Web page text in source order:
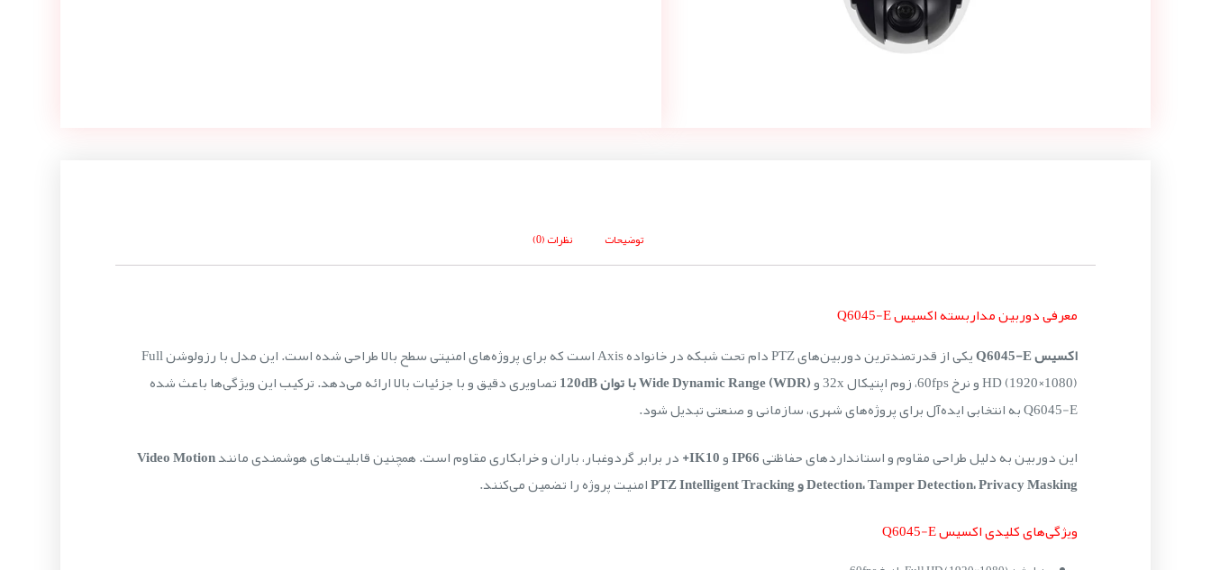
توضیحات نظرات (0)
معرفی دوربین مداربسته اکسیس Q6045-E
اکسیس Q6045-E
یکی از قدرتمندترین دوربین‌های PTZ دام تحت شبکه در خانواده Axis است که برای پروژه‌های امنیتی سطح بالا طراحی شده است. این مدل با رزولوشن Full
HD (1920×1080) و نرخ 60fps، زوم اپتیکال 32x و
Wide Dynamic Range (WDR) با توان 120dB
تصاویری دقیق و با جزئیات بالا ارائه می‌دهد. ترکیب این ویژگی‌ها باعث شده
Q6045-E به انتخابی ایده‌آل برای پروژه‌های شهری، سازمانی و صنعتی تبدیل شود.
این دوربین به دلیل طراحی مقاوم و استانداردهای حفاظتیIP66وIK10+ در برابر گردوغبار، باران و خرابکاری مقاوم است. همچنین قابلیت‌های هوشمندی مانندVideo Motion
Detection، Tamper Detection، Privacy Masking و PTZ Intelligent Tracking
امنیت پروژه را تضمین می‌کنند.
ویژگی‌های کلیدی اکسیس Q6045-E